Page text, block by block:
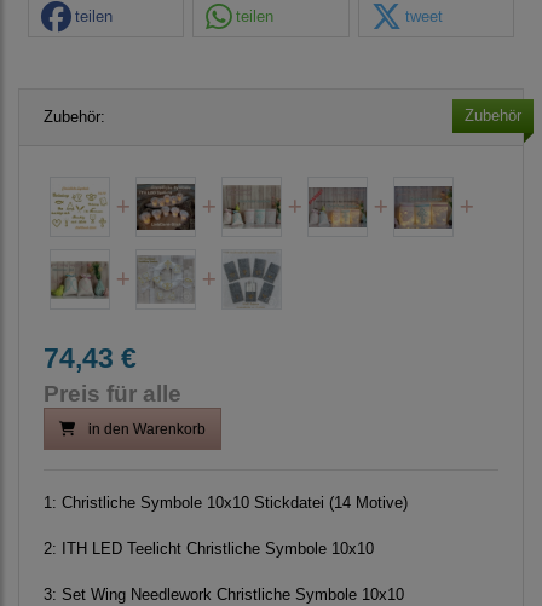
teilen teilen tweet
Zubehör: Zubehör
74,43 €
Preis für alle
in den Warenkorb
1: Christliche Symbole 10x10 Stickdatei (14 Motive)
2: ITH LED Teelicht Christliche Symbole 10x10
3: Set Wing Needlework Christliche Symbole 10x10